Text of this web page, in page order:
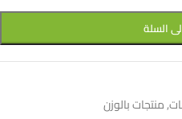
السلة
,منتجات بالوزن